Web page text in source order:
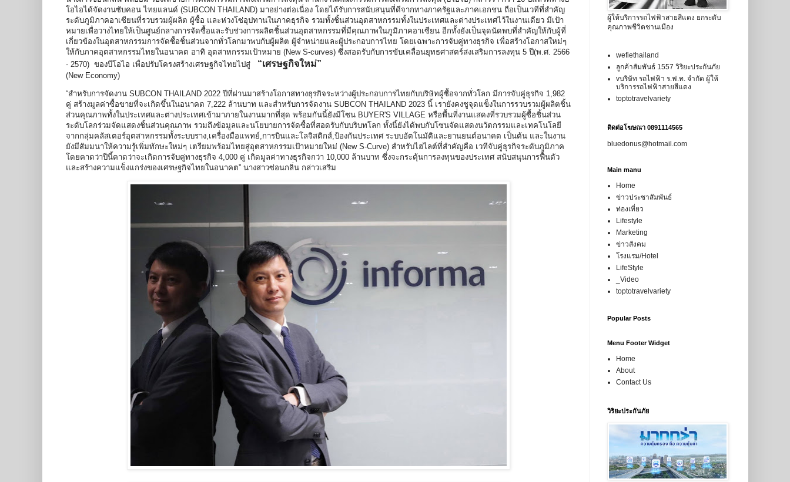
โอไอได้จัดงานซับคอน ไทยแลนด์ (SUBCON THAILAND) มาอย่างต่อเนื่อง โดยได้รับการสนับสนุนที่ดีจากทางภาครัฐและภาคเอกชน ถือเป็นเวทีที่สำคัญ
ระดับภูมิภาคอาเซียนที่รวบรวมผู้ผลิต ผู้ซื้อ และห่วงโซ่อุปทานในภาคธุรกิจ รวมทั้งชิ้นส่วนอุตสาหกรรมทั้งในประเทศและต่างประเทศไว้ในงานเดียว มีเป้า
หมายเพื่อวางไทยให้เป็นศูนย์กลางการจัดซื้อและรับช่วงการผลิตชิ้นส่วนอุตสาหกรรมที่มีคุณภาพในภูมิภาคอาเซียน อีกทั้งยังเป็นจุดนัดพบที่สำคัญให้กับผู้ที่
เกี่ยวข้องในอุตสาหกรรมการจัดซื้อชิ้นส่วนจากทั่วโลกมาพบกับผู้ผลิต ผู้จำหน่ายและผู้ประกอบการไทย โดยเฉพาะการจับคู่ทางธุรกิจ เพื่อสร้างโอกาสใหม่ๆ
ให้กับภาคอุตสาหกรรมไทยในอนาคต อาทิ อุตสาหกรรมเป้าหมาย (New S-curves) ซึ่งสอดรับกับการขับเคลื่อนยุทธศาสตร์ส่งเสริมการลงทุน 5 ปี(พ.ศ. 2566
- 2570) ของบีโอไอ เพื่อปรับโครงสร้างเศรษฐกิจไทยไปสู่
“เศรษฐกิจใหม่”
(New Economy)
“สำหรับการจัดงาน SUBCON THAILAND 2022 ปีที่ผ่านมาสร้างโอกาสทางธุรกิจระหว่างผู้ประกอบการไทยกับบริษัทผู้ซื้อจากทั่วโลก มีการจับคู่ธุรกิจ 1,982
คู่ สร้างมูลค่าซื้อขายที่จะเกิดขึ้นในอนาคต 7,222 ล้านบาท และสำหรับการจัดงาน SUBCON THAILAND 2023 นี้ เรายังคงชูจุดแข็งในการรวบรวมผู้ผลิตชิ้น
ส่วนคุณภาพทั้งในประเทศและต่างประเทศเข้ามาภายในงานมากที่สุด พร้อมกันนี้ยังมีโซน BUYER'S VILLAGE หรือพื้นที่งานแสดงที่รวบรวมผู้ซื้อชิ้นส่วน
ระดับโลกร่วมจัดแสดงชิ้นส่วนคุณภาพ รวมถึงข้อมูลและนโยบายการจัดซื้อที่สอดรับกับบริบทโลก ทั้งนี้ยังได้พบกับโซนจัดแสดงนวัตกรรมและเทคโนโลยี
จากกลุ่มคลัสเตอร์อุตสาหกรรมทั้งระบบราง,เครื่องมือแพทย์,การบินและโลจิสติกส์,ป้องกันประเทศ ระบบอัตโนมัติและยานยนต์อนาคต เป็นต้น และในงาน
ยังมีสัมมนาให้ความรู้เพิ่มทักษะใหม่ๆ เตรียมพร้อมไทยสู่อุตสาหกรรมเป้าหมายใหม่ (New S-Curve) สำหรับไฮไลต์ที่สำคัญคือ เวทีจับคู่ธุรกิจระดับภูมิภาค
โดยคาดว่าปีนี้คาดว่าจะเกิดการจับคู่ทางธุรกิจ 4,000 คู่ เกิดมูลค่าทางธุรกิจกว่า 10,000 ล้านบาท ซึ่งจะกระตุ้นการลงทุนของประเทศ สนับสนุนการฟื้นตัว
และสร้างความแข็งแกร่งของเศรษฐกิจไทยในอนาคต” นางสาวซ่อนกลิ่น กล่าวเสริม
ผู้ให้บริการรถไฟฟ้าสายสีแดง ยกระดับ
คุณภาพชีวิตชานเมือง
wefiethailand
ลูกค้าสัมพันธ์ 1557 วิริยะประกันภัย
vบริษัท รถไฟฟ้า ร.ฟ.ท. จำกัด ผู้ให้
บริการรถไฟฟ้าสายสีแดง
toptotravelvariety
ติดต่อโฆษณา 0891114565
bluedonus@hotmail.com
Main manu
Home
ข่าวประชาสัมพันธ์
ท่องเที่ยว
Lifestyle
Marketing
ข่าวสังคม
โรงแรม/Hotel
LifeStyle
_Video
toptotravelvariety
Popular Posts
Menu Footer Widget
Home
About
Contact Us
วิริยะประกันภัย